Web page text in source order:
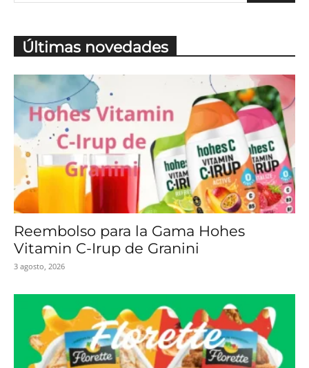
Últimas novedades
Reembolso para la Gama Hohes
Vitamin C-Irup de Granini
3 agosto, 2026